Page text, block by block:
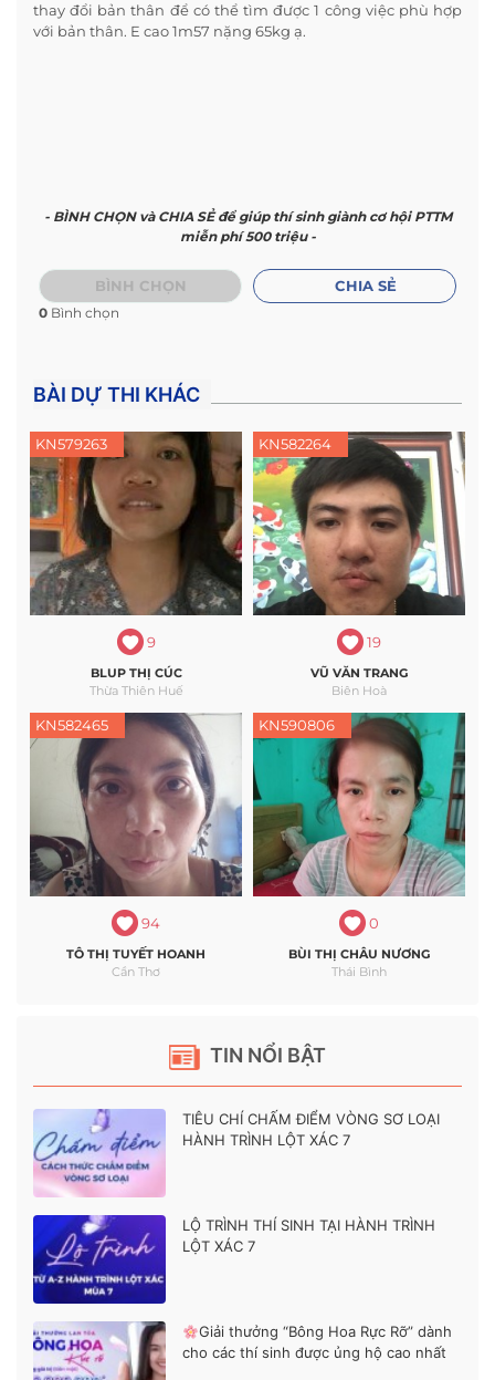
TIN NỔI BẬT
TIÊU CHÍ CHẤM ĐIỂM VÒNG SƠ LOẠI
HÀNH TRÌNH LỘT XÁC 7
LỘ TRÌNH THÍ SINH TẠI HÀNH TRÌNH
LỘT XÁC 7
Giải thưởng “Bông Hoa Rực Rỡ” dành
cho các thí sinh được ủng hộ cao nhất
thay đổi bản thân để có thể tìm được 1 công việc phù hợp
với bản thân. E cao 1m57 nặng 65kg ạ.
- BÌNH CHỌN và CHIA SẺ để giúp thí sinh giành cơ hội PTTM
miễn phí 500 triệu -
BÌNH CHỌN
0 Bình chọn
CHIA SẺ
BÀI DỰ THI KHÁC
KN579263
9
BLUP THỊ CÚC
Thừa Thiên Huế
KN582264
19
VŨ VĂN TRANG
Biên Hoà
KN582465
94
TÔ THỊ TUYẾT HOANH
Cần Thơ
KN590806
0
BÙI THỊ CHÂU NƯƠNG
Thái Bình